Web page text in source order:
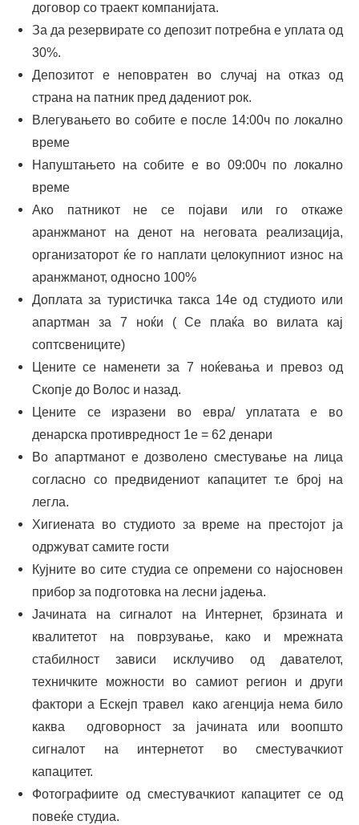
договор со траект компанијата.
За да резервирате со депозит потребна е уплата од
30%.
Депозитот е неповратен во случај на отказ од
страна на патник пред дадениот рок.
Влегувањето во собите е после 14:00ч по локално
време
Напуштањето на собите е во 09:00ч по локално
време
Ако патникот не се појави или го откаже
аранжманот на денот на неговата реализација,
организаторот ќе го наплати целокупниот износ на
аранжманот, односно 100%
Доплата за туристичка такса 14е од студиото или
апартман за 7 ноќи ( Се плаќа во вилата кај
соптсвениците)
Цените се наменети за 7 ноќевања и превоз од
Скопје до Волос и назад.
Цените се изразени во евра/ уплатата е во
денарска противредност 1е = 62 денари
Во апартманот е дозволено сместување на лица
согласно со предвидениот капацитет т.е број на
легла.
Хигиената во студиото за време на престојот ја
одржуват самите гости
Кујните во сите студиа се опремени со најосновен
прибор за подготовка на лесни јадења.
Јачината на сигналот на Интернет, брзината и
квалитетот на поврзување, како и мрежната
стабилност зависи исклучиво од давателот,
техничките можности во самиот регион и други
фактори а Ескејп травел како агенција нема било
каква одговорност за јачината или воопшто
сигналот на интернетот во сместувачкиот
капацитет.
Фотографиите од сместувачкиот капацитет се од
повеќе студиa.